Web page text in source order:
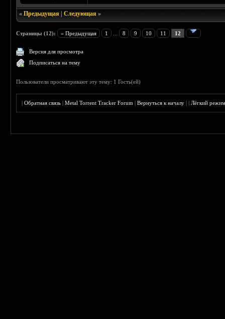
«Предыдущая |Следующая »
Страницы (12): « Предыдущая 1 8 9 10 11 12
Версия для просмотра
Подписаться на тему
Пользователи просматривают эту тему: 1 Гость(ей)
|Обратная связь |Metal Torrent Tracker Forum |Вернуться к началу ||Лёгкий